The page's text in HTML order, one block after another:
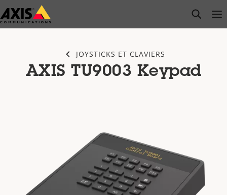
Passer
au
open
JOYSTICKS ET CLAVIERS
AXIS TU9003 Keypad